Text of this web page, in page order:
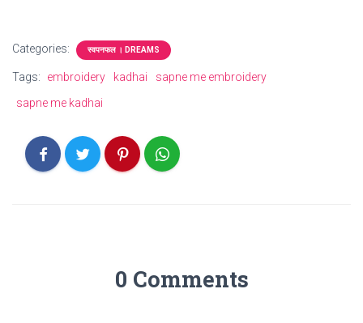
Categories: स्वपनफल । DREAMS
Tags: embroidery kadhai
sapne me embroidery
sapne me kadhai
0 Comments